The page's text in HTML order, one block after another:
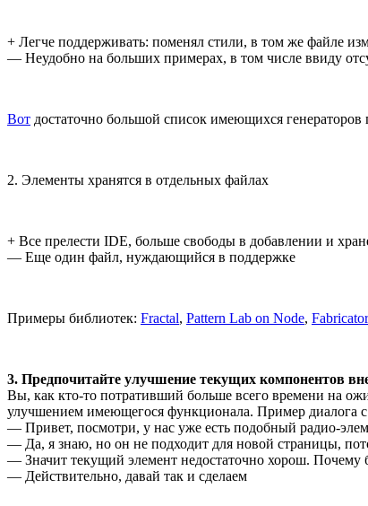
+ Легче поддерживать: поменял стили, в том же файле
— Неудобно на больших примерах, в том числе ввиду
Вот достаточно большой список имеющихся генераторов
2. Элементы хранятся в отдельных файлах
+ Все прелести IDE, больше свободы в добавлении и
— Еще один файл, нуждающийся в поддержке
Примеры библиотек: Fractal, Pattern Lab on Node, Fabricator
3. Предпочитайте улучшение текущих компонентов
Вы, как кто-то потративший больше всего времени на
улучшением имеющегося функционала. Пример диалога
— Привет, посмотри, у нас уже есть подобный радио-
— Да, я знаю, но он не подходит для новой страницы,
— Значит текущий элемент недостаточно хорош. Почему
— Действительно, давай так и сделаем